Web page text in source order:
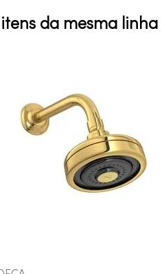
da mesma linha
COMPRAR AGORA
VEJA MAIS